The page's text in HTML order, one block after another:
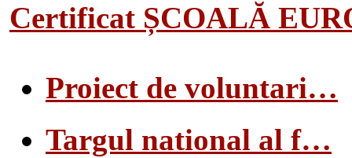
Certificat ȘCOALĂ
Proiect de voluntari…
Targul national al f…